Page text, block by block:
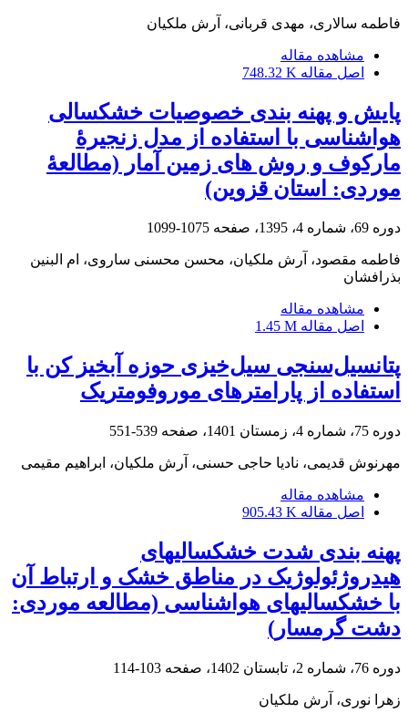
فاطمه سالاری، مهدی قربانی، آرش ملکیان
مشاهده مقاله
اصل مقاله 748.32 K
پایش و پهنه بندی خصوصیات خشکسالی
هواشناسی با استفاده از مدل زنجیرۀ
مارکوف و روش های زمین آمار (مطالعۀ
موردی: استان قزوین)
دوره 69، شماره 4، 1395، صفحه 1075-1099
فاطمه مقصود، آرش ملکیان، محسن محسنی ساروی، ام البنین
بذرافشان
مشاهده مقاله
اصل مقاله 1.45 M
پتانسیل‌سنجی سیل‌خیزی حوزه آبخیز کن با
استفاده از پارامترهای موروفومتریک
دوره 75، شماره 4، زمستان 1401، صفحه 539-551
مهرنوش قدیمی، نادیا حاجی حسنی، آرش ملکیان، ابراهیم مقیمی
مشاهده مقاله
اصل مقاله 905.43 K
پهنه بندی شدت خشکسالیهای
هیدروژئولوژیک در مناطق خشک و ارتباط آن
با خشکسالیهای هواشناسی (مطالعه موردی:
دشت گرمسار)
دوره 76، شماره 2، تابستان 1402، صفحه 103-114
زهرا نوری، آرش ملکیان